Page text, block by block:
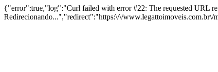
{"error":true,"log":"Curl failed with error #22: The requested URL
Redirecionando...","redirect":"https:\/\/www.legattoimoveis.com.br\/